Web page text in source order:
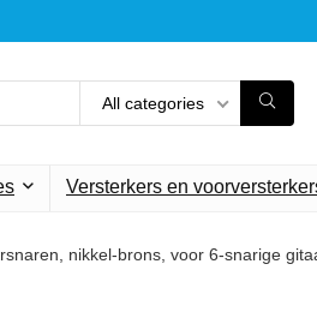
All categories
Versterkers en
nikkel-brons, voor 6-snarige